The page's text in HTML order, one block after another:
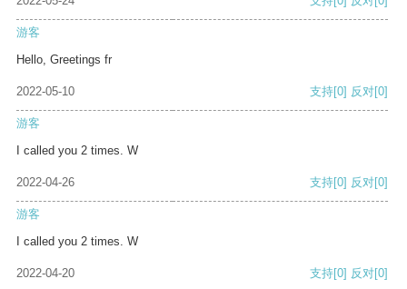
游客
Hello, Greetings fr
2022-05-10 支持[0] 反对[0]
游客
I called you 2 times. W
2022-04-26 支持[0] 反对[0]
游客
I called you 2 times. W
2022-04-20 支持[0] 反对[0]